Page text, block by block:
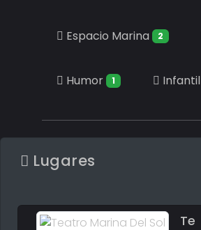
Espacio Marina 2
Humor 1 Infantil
Lugares
Te